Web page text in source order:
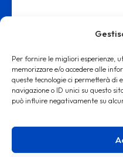
Per fornire le migliori esperienze,
memorizzare e/o accedere alle
queste tecnologie ci permetterà di
navigazione o ID unici su questo
può influire negativamente su
www.ortopediamalatesta.it -
di Commercio di